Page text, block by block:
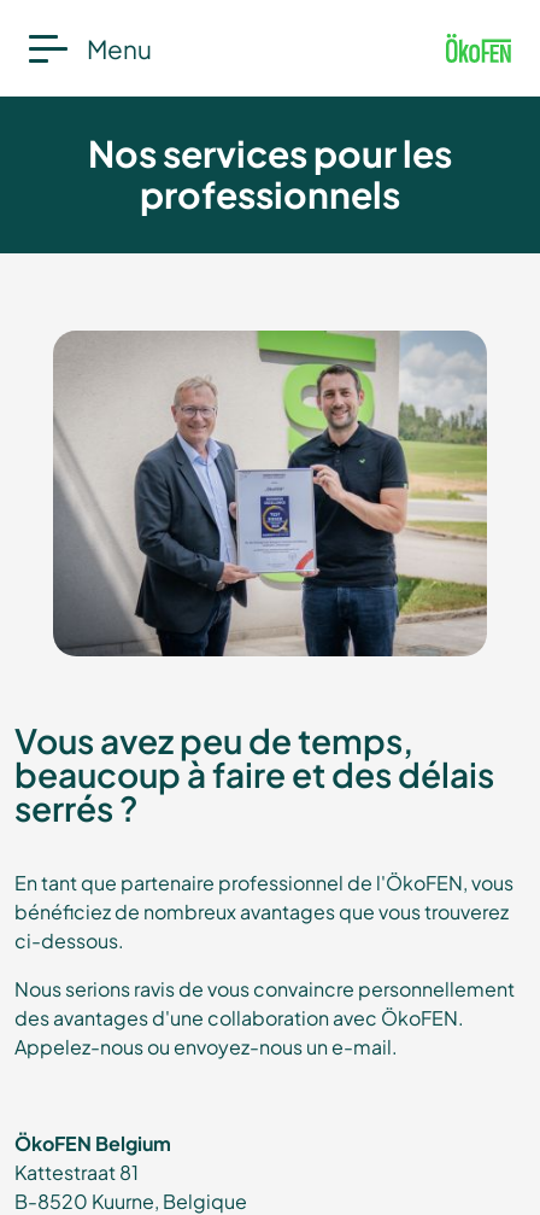
Menu
Nos services pour les
professionnels
Vous avez peu de temps,
beaucoup à faire et des délais
serrés ?
En tant que partenaire professionnel de l'ÖkoFEN, vous
bénéficiez de nombreux avantages que vous trouverez
ci-dessous.
Nous serions ravis de vous convaincre personnellement
des avantages d'une collaboration avec ÖkoFEN.
Appelez-nous ou envoyez-nous un e-mail.
ÖkoFEN Belgium
Kattestraat 81
B-8520 Kuurne, Belgique